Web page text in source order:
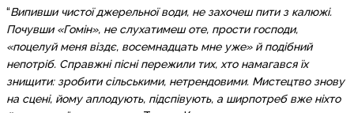
“Випивши чистої джерельної води, не захочеш пити з калюжі.
Почувши «Гомін», не слухатимеш оте, прости господи,
«поцелуй меня віздє, восемнадцать мне уже» й подібний
непотріб. Справжні пісні пережили тих, хто намагався їх
знищити: зробити сільськими, нетрендовими. Мистецтво знову
на сцені, йому аплодують, підспівують, а ширпотреб вже ніхто